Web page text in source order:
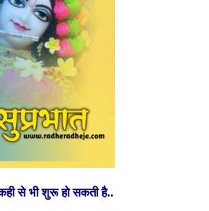
कही से भी शुरू हो सकती है..